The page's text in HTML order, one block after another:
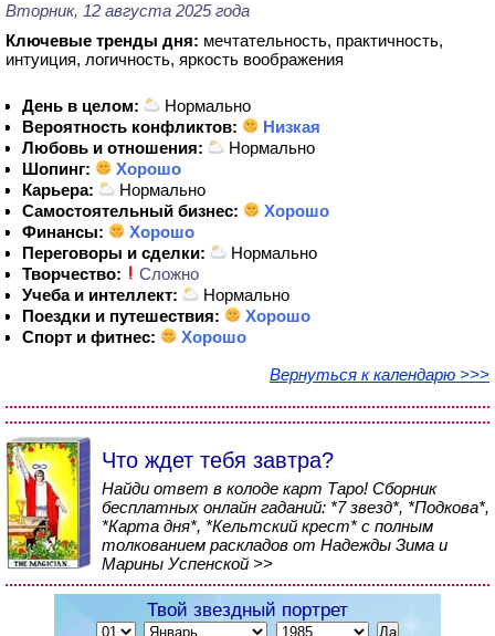
Вторник, 12 августа 2025 года
Ключевые тренды дня: мечтательность, практичность,
интуиция, логичность, яркость воображения
День в целом:
Нормально
Вероятность конфликтов:
Низкая
Любовь и отношения:
Нормально
Шопинг:
Хорошо
Карьера:
Нормально
Самостоятельный бизнес:
Хорошо
Финансы:
Хорошо
Переговоры и сделки:
Нормально
Творчество:
Сложно
Учеба и интеллект:
Нормально
Поездки и путешествия:
Хорошо
Спорт и фитнес:
Хорошо
Вернуться к календарю >>>
Что ждет тебя завтра?
Найди ответ в колоде карт Таро! Сборник
бесплатных онлайн гаданий: *7 звезд*, *Подкова*,
*Карта дня*, *Кельтский крест* с полным
толкованием раскладов от Надежды Зима и
Марины Успенской >>
Твой звездный портрет